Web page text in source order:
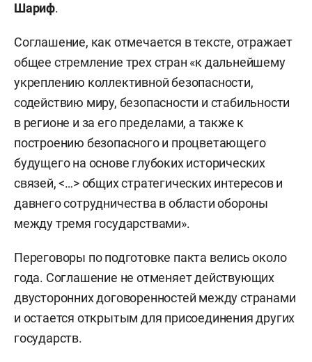
Шариф.
Соглашение, как отмечается в тексте, отражает
общее стремление трех стран «к дальнейшему
укреплению коллективной безопасности,
содействию миру, безопасности и стабильности
в регионе и за его пределами, а также к
построению безопасного и процветающего
будущего на основе глубоких исторических
связей, <…> общих стратегических интересов и
давнего сотрудничества в области обороны
между тремя государствами».
Переговоры по подготовке пакта велись около
года. Соглашение не отменяет действующих
двусторонних договоренностей между странами
и остается открытым для присоединения других
государств.